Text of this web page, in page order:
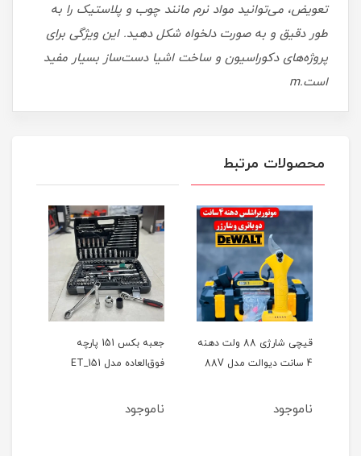
تعویض، می‌توانید مواد نرم مانند چوب و پلاستیک را به
طور دقیق و به صورت دلخواه شکل دهید. این ویژگی برای
پروژه‌های دکوراسیون و ساخت اشیا دست‌ساز بسیار مفید
است.m
محصولات مرتبط
قیچی شارژی 88 ولت دهنه
4 سانت دیوالت مدل 88V
ناموجود
جعبه بکس 151 پارچه
فوق‌العاده مدل ET_151
ناموجود